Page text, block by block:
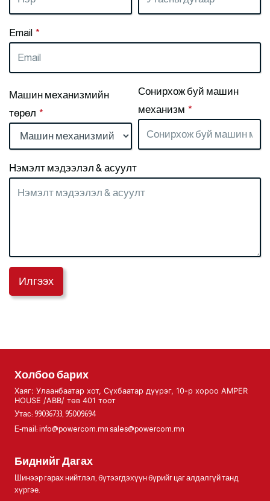
Email *
Машин механизмийн
төрөл *
Сонирхож буй машин
механизм *
Нэмэлт мэдээлэл & асуулт
Илгээх
Холбоо барих
Хаяг: Улаанбаатар хот, Сүхбаатар дүүрэг, 10-р хороо AMPER
HOUSE /ABB/ төв 401 тоот
Утас: 99036733, 95009694
E-mail: info@powercom.mn sales@powercom.mn
Биднийг Дагах
Шинээр гарах нийтлэл, бүтээгдэхүүн бүрийг цаг алдалгүй танд
хүргэе.